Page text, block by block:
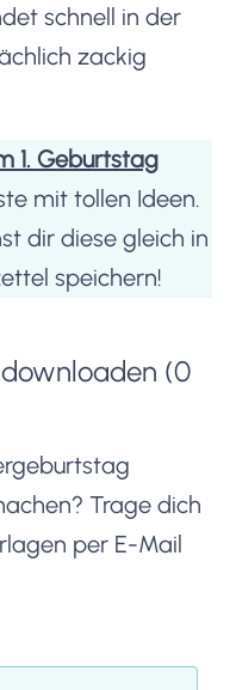
schnell in der
zackig
1. Geburtstag
mit tollen Ideen.
dir diese gleich in
speichern!
(0
Trage dich
per E-Mail